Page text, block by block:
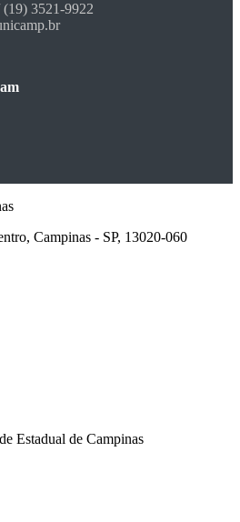
3521-9922
Campinas - SP, 13020-060
Estadual de Campinas